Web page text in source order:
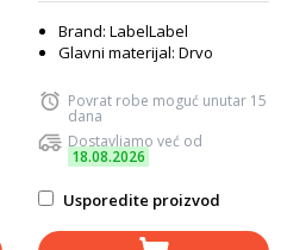
Brand: LabelLabel
Glavni materijal: Drvo
Povrat robe moguć unutar 15
dana
Dostavljamo već od
18.08.2026
Usporedite proizvod